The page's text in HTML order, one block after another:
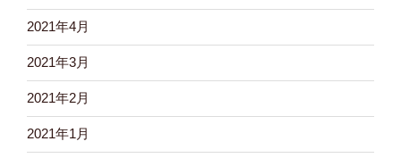
2021年4月
2021年3月
2021年2月
2021年1月